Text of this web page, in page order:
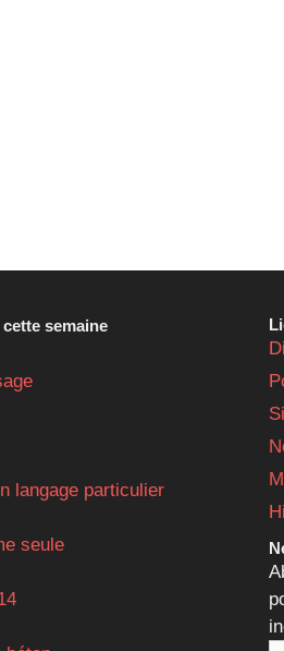
semaine
langage particulier
seule